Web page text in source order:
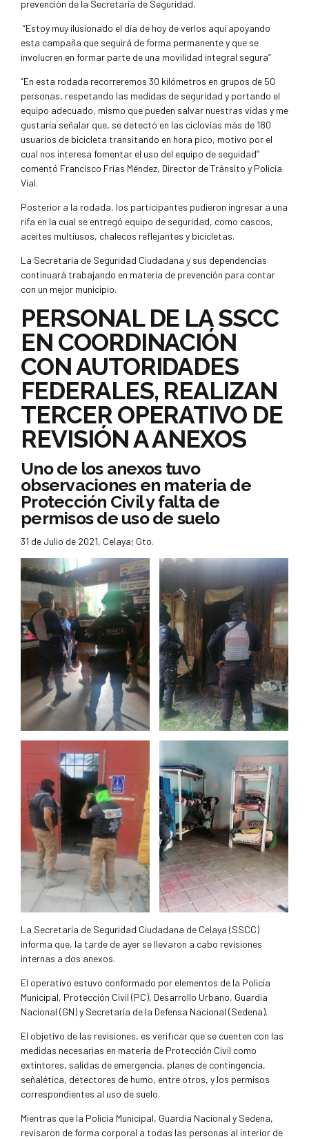
prevención de la Secretaría de Seguridad.
“Estoy muy ilusionado el día de hoy de verlos aquí apoyando
esta campaña que seguirá de forma permanente y que se
involucren en formar parte de una movilidad integral segura”
“En esta rodada recorreremos 30 kilómetros en grupos de 50
personas, respetando las medidas de seguridad y portando el
equipo adecuado, mismo que pueden salvar nuestras vidas y me
gustaría señalar que, se detectó en las ciclovías más de 180
usuarios de bicicleta transitando en hora pico, motivo por el
cual nos interesa fomentar el uso del equipo de seguidad”
comentó Francisco Frías Méndez, Director de Tránsito y Policía
Vial.
Posterior a la rodada, los participantes pudieron ingresar a una
rifa en la cual se entregó equipo de seguridad, como cascos,
aceites multiusos, chalecos reflejantes y bicicletas.
La Secretaría de Seguridad Ciudadana y sus dependencias
continuará trabajando en materia de prevención para contar
con un mejor municipio.
PERSONAL DE LA SSCC
EN COORDINACIÓN
CON AUTORIDADES
FEDERALES, REALIZAN
TERCER OPERATIVO DE
REVISIÓN A ANEXOS
Uno de los anexos tuvo
observaciones en materia de
Protección Civil y falta de
permisos de uso de suelo
31 de Julio de 2021, Celaya; Gto.
La Secretaría de Seguridad Ciudadana de Celaya (SSCC)
informa que, la tarde de ayer se llevaron a cabo revisiones
internas a dos anexos.
El operativo estuvo conformado por elementos de la Policía
Municipal, Protección Civil (PC), Desarrollo Urbano, Guardia
Nacional (GN) y Secretaría de la Defensa Nacional (Sedena).
El objetivo de las revisiones, es verificar que se cuenten con las
medidas necesarias en materia de Protección Civil como
extintores, salidas de emergencia, planes de contingencia,
señalética, detectores de humo, entre otros, y los permisos
correspondientes al uso de suelo.
Mientras que la Policía Municipal, Guardia Nacional y Sedena,
revisaron de forma corporal a todas las personas al interior de